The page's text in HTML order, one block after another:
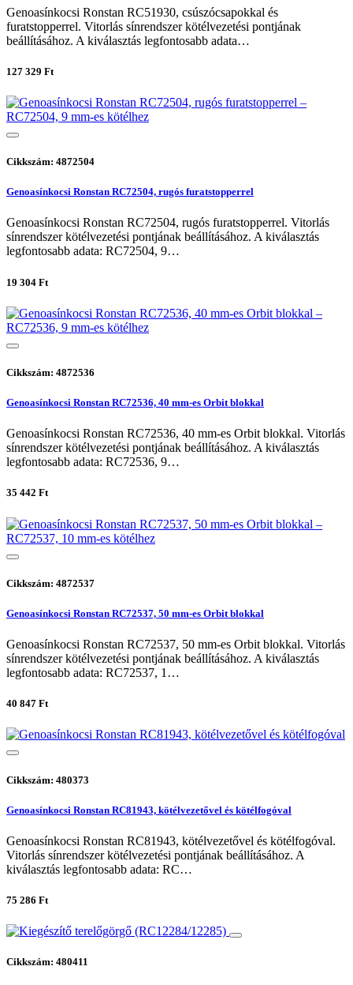
Genoasínkocsi Ronstan RC51930, csúszócsapokkal és
furatstopperrel. Vitorlás sínrendszer kötélvezetési pontjának
beállításához. A kiválasztás legfontosabb adata…
127 329 Ft
Cikkszám: 4872504
Genoasínkocsi Ronstan RC72504, rugós furatstopperrel
Genoasínkocsi Ronstan RC72504, rugós furatstopperrel. Vitorlás
sínrendszer kötélvezetési pontjának beállításához. A kiválasztás
legfontosabb adata: RC72504, 9…
19 304 Ft
Cikkszám: 4872536
Genoasínkocsi Ronstan RC72536, 40 mm-es Orbit blokkal
Genoasínkocsi Ronstan RC72536, 40 mm-es Orbit blokkal. Vitorlás
sínrendszer kötélvezetési pontjának beállításához. A kiválasztás
legfontosabb adata: RC72536, 9…
35 442 Ft
Cikkszám: 4872537
Genoasínkocsi Ronstan RC72537, 50 mm-es Orbit blokkal
Genoasínkocsi Ronstan RC72537, 50 mm-es Orbit blokkal. Vitorlás
sínrendszer kötélvezetési pontjának beállításához. A kiválasztás
legfontosabb adata: RC72537, 1…
40 847 Ft
Cikkszám: 480373
Genoasínkocsi Ronstan RC81943, kötélvezetővel és kötélfogóval
Genoasínkocsi Ronstan RC81943, kötélvezetővel és kötélfogóval.
Vitorlás sínrendszer kötélvezetési pontjának beállításához. A
kiválasztás legfontosabb adata: RC…
75 286 Ft
Cikkszám: 480411